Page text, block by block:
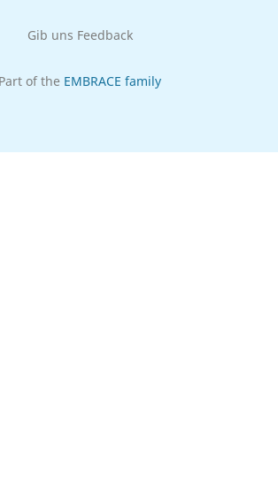
Gib uns Feedback
Part of the EMBRACE family